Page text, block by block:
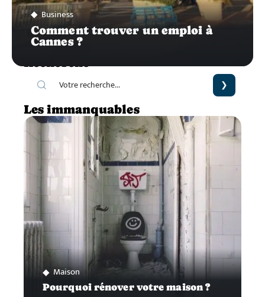
Business
Comment trouver un emploi à
Cannes ?
Recherche
Les immanquables
Maison
Pourquoi rénover votre maison ?